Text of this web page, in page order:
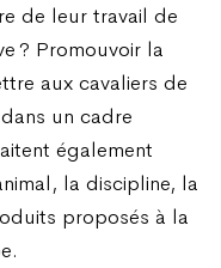
de leur travail de
? Promouvoir la
aux cavaliers de
un cadre
également
la discipline, la
proposés à la